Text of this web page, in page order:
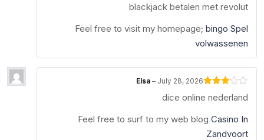
1
of
5
blackjack betalen met revolut
Feel free to visit my homepage; bingo Spel
volwassenen
3out
Elsa– July 28, 2026
dice online nederland
Feel free to surf to my web blog Casino In
Zandvoort